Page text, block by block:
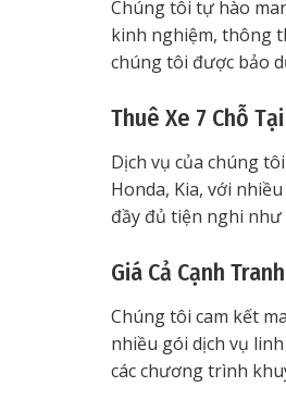
Chúng tôi tự hào
kinh nghiệm, thông
chúng tôi được bảo
Thuê Xe 7 Chỗ
Dịch vụ của chúng
Honda, Kia, với
đầy đủ tiện nghi
Giá Cả Cạnh Tranh
Chúng tôi cam kết
nhiều gói dịch vụ
các chương trình